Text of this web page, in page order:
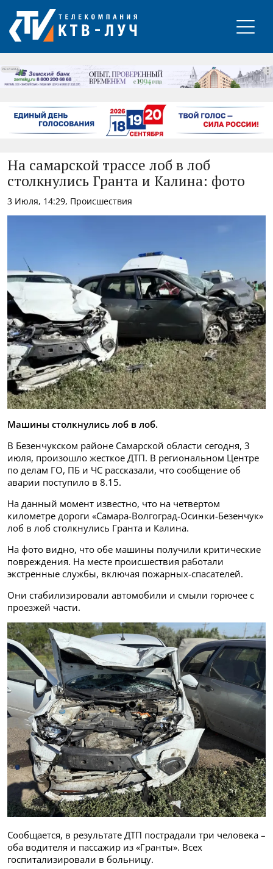
РЕКЛАМА
На самарской трассе лоб в лоб
столкнулись Гранта и Калина: фото
3 Июля, 14:29, Происшествия
Машины столкнулись лоб в лоб.
В Безенчукском районе Самарской области сегодня, 3
июля, произошло жесткое ДТП. В региональном Центре
по делам ГО, ПБ и ЧС рассказали, что сообщение об
аварии поступило в 8.15.
На данный момент известно, что на четвертом
километре дороги «Самара-Волгоград-Осинки-Безенчук»
лоб в лоб столкнулись Гранта и Калина.
На фото видно, что обе машины получили критические
повреждения. На месте происшествия работали
экстренные службы, включая пожарных-спасателей.
Они стабилизировали автомобили и смыли горючее с
проезжей части.
Сообщается, в результате ДТП пострадали три человека –
оба водителя и пассажир из «Гранты». Всех
госпитализировали в больницу.